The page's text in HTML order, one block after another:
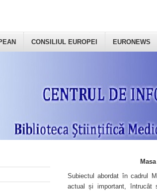
CONSILIUL EUROPEI EURONEWS
Subiectul abordat în cadrul
actual și important, întrucât